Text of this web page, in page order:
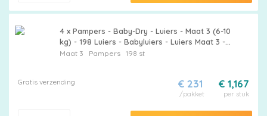
4 x Pampers - Baby-Dry - Luiers - Maat 3 (6-10
kg) - 198 Luiers - Babyluiers - Luiers Maat 3 -
Pampers Baby-Dry - Luiers Tegen Lekken -
Maat 3 Pampers198 st
Gratis verzending € 1,167
per stuk
€ 231
/pakket